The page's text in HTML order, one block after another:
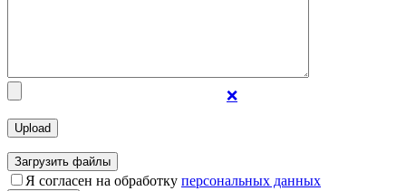
❌
Загрузить файлы
Я согласен на обработку персональных данных